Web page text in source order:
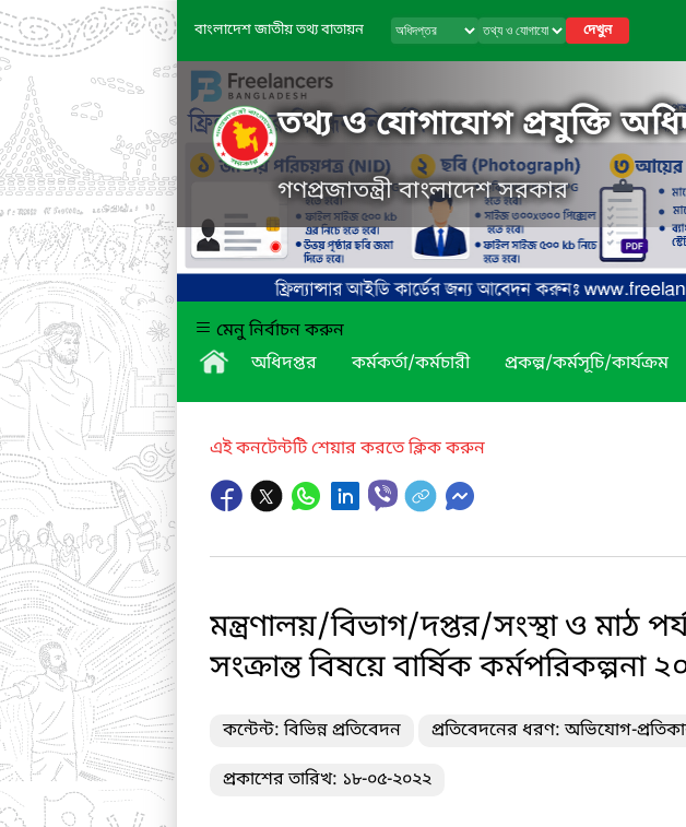
বাংলাদেশ জাতীয় তথ্য বাতায়ন দেখুন
তথ্য ও যোগাযোগ প্রযুক্তি
গণপ্রজাতন্ত্রী বাংলাদেশ সরকার
মেনু নির্বাচন করুন
অধিদপ্তর
কর্মকর্তা/কর্মচারী প্রকল্প/কর্মসূচি/কার্যক্রম
এই কনটেন্টটি শেয়ার করতে ক্লিক করুন
মন্ত্রণালয়/বিভাগ/দপ্তর/সংস্থা ও মাঠ
সংক্রান্ত বিষয়ে বার্ষিক কর্মপরিকল্পনা
কন্টেন্ট: বিভিন্ন প্রতিবেদন প্রতিবেদনের ধরণ: অভিযোগ-
প্রকাশের তারিখ: ১৮-০৫-২০২২